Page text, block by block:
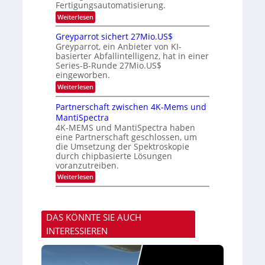
b
j
a
h
r
d
e
r
A
C
H
-
I
n
d
u
s
t
r
i
e
z
u
v
o
n
P
h
o
t
o
n
i
c
s
H
u
b
Fertigungsautomatisierung.
Weiterlesen:
M
t
s
u
b
i
s
h
i
E
l
e
c
t
r
i
c
u
n
d
n
y
s
t
a
Greyparrot sichert 27Mio.US$
Greyparrot, ein Anbieter von KI-
basierter Abfallintelligenz, hat in einer
Series-B-Runde 27Mio.US$
eingeworben.
Weiterlesen:
G
r
e
y
p
a
r
r
o
t
s
i
e
r
t
2
7
Partnerschaft zwischen 4K-Mems und
MantiSpectra
4K-MEMS und MantiSpectra haben
eine Partnerschaft geschlossen, um
die Umsetzung der Spektroskopie
durch chipbasierte Lösungen
voranzutreiben.
Weiterlesen:
P
t
n
e
r
DAS KÖNNTE SIE AUCH
INTERESSIEREN